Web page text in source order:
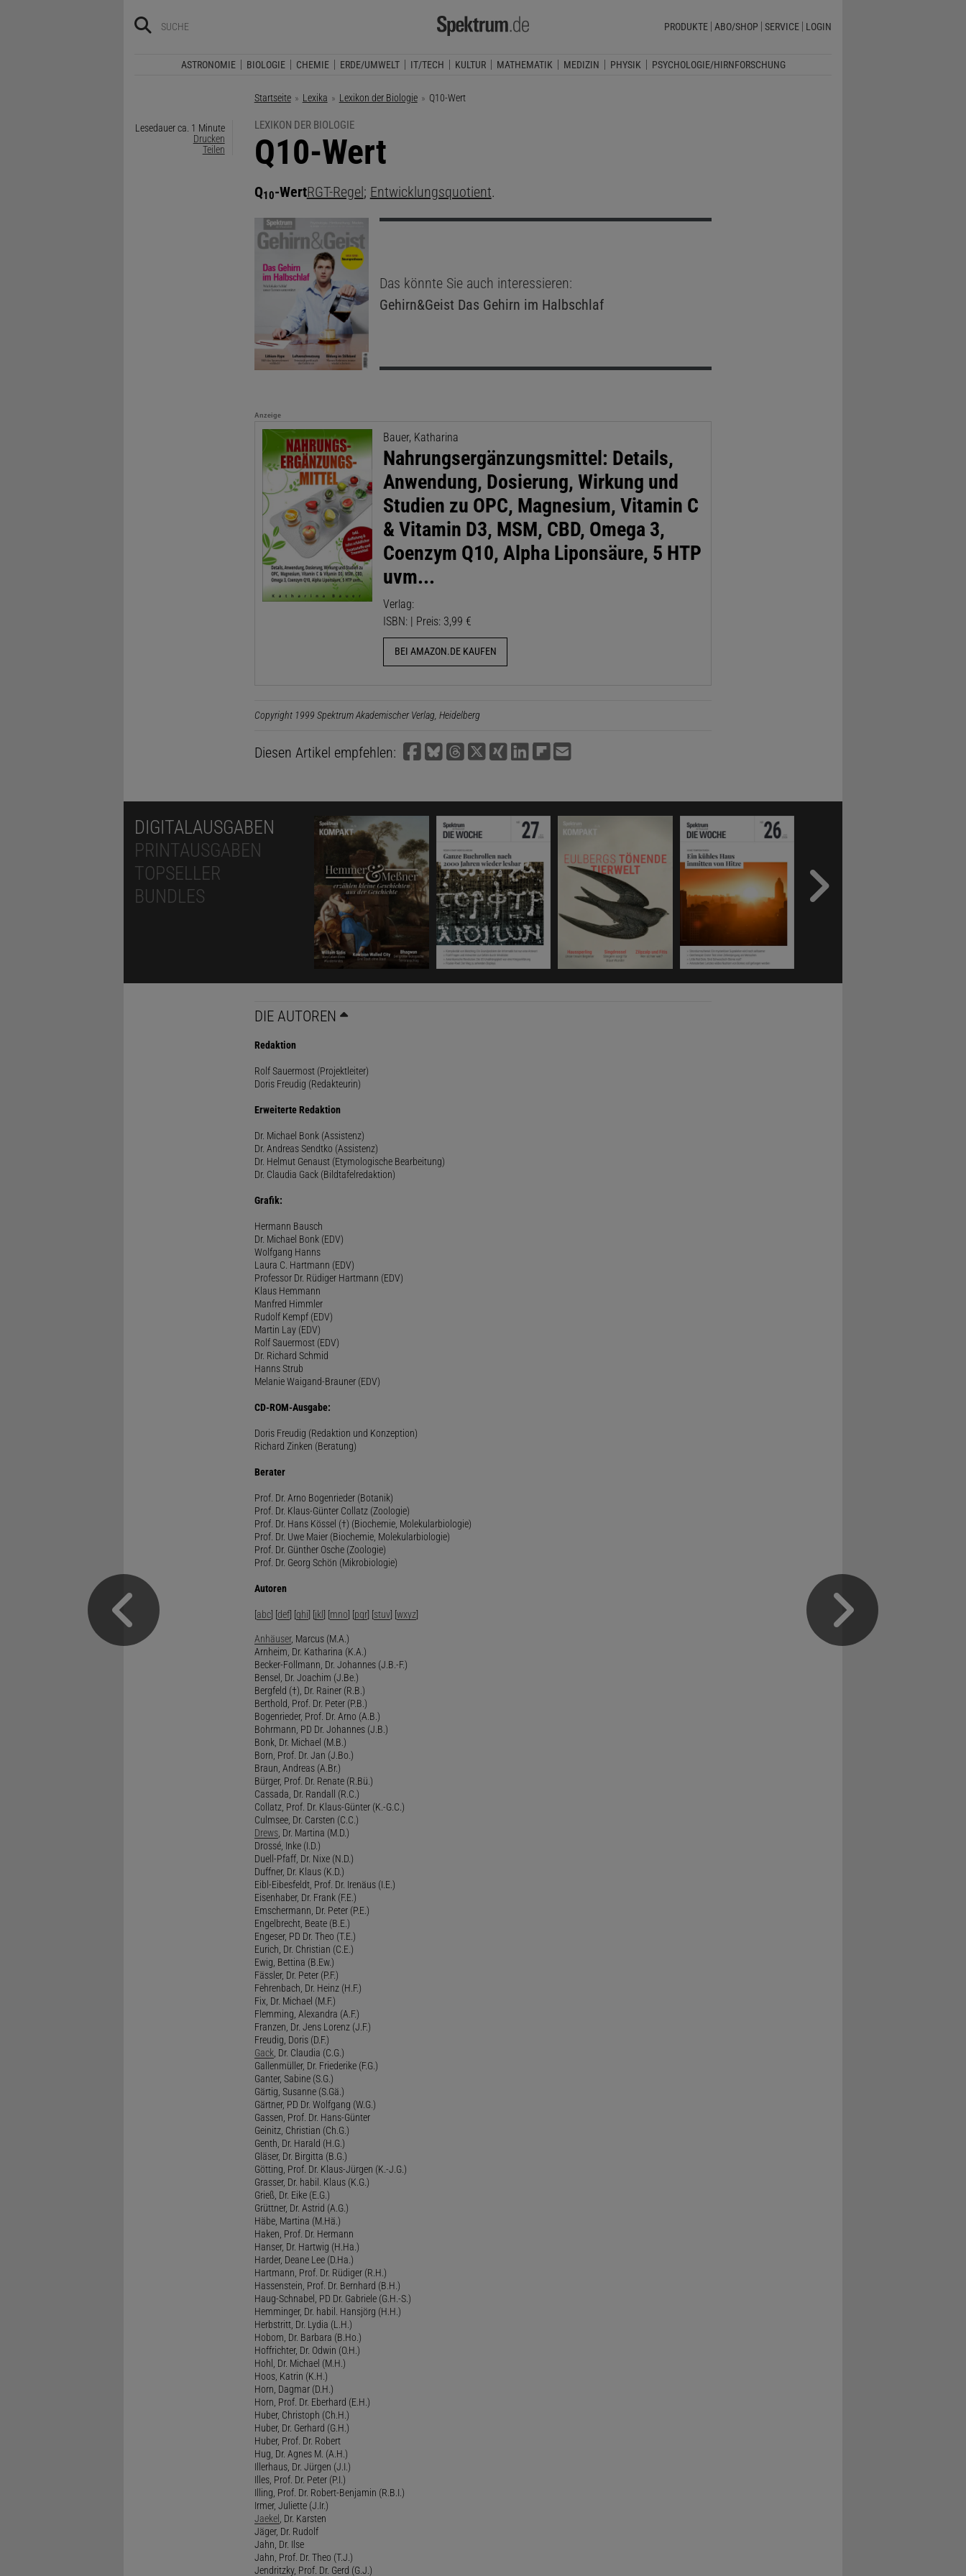
PRODUKTE ABO/SHOP SERVICE LOGIN
ASTRONOMIE BIOLOGIE CHEMIE ERDE/UMWELT IT/TECH KULTUR MATHEMATIK MEDIZIN PHYSIK PSYCHOLOGIE/HIRNFORSCHUNG
Startseite Lexika Lexikon der Biologie Aktuelle Seite:
Q10-Wert
Lesedauer ca. 1 Minute
Drucken
Teilen
LEXIKON DER BIOLOGIE
:
Q10-Wert
Q10-WertRGT-Regel; Entwicklungsquotient.
Das könnte Sie auch interessieren:
Gehirn&Geist Das Gehirn im Halbschlaf
Anzeige
Bauer, Katharina
Nahrungsergänzungsmittel: Details,
Anwendung, Dosierung, Wirkung und
Studien zu OPC, Magnesium, Vitamin C
& Vitamin D3, MSM, CBD, Omega 3,
Coenzym Q10, Alpha Liponsäure, 5 HTP
uvm...
Verlag:
ISBN: | Preis: 3,99 €
BEI AMAZON.DE KAUFEN
Copyright 1999 Spektrum Akademischer Verlag, Heidelberg
Diesen Artikel empfehlen:
DIGITALAUSGABEN
PRINTAUSGABEN
TOPSELLER
BUNDLES
DIE AUTOREN
Redaktion
Rolf Sauermost (Projektleiter)
Doris Freudig (Redakteurin)
Erweiterte Redaktion
Dr. Michael Bonk (Assistenz)
Dr. Andreas Sendtko (Assistenz)
Dr. Helmut Genaust (Etymologische Bearbeitung)
Dr. Claudia Gack (Bildtafelredaktion)
Grafik:
Hermann Bausch
Dr. Michael Bonk (EDV)
Wolfgang Hanns
Laura C. Hartmann (EDV)
Professor Dr. Rüdiger Hartmann (EDV)
Klaus Hemmann
Manfred Himmler
Rudolf Kempf (EDV)
Martin Lay (EDV)
Rolf Sauermost (EDV)
Dr. Richard Schmid
Hanns Strub
Melanie Waigand-Brauner (EDV)
CD-ROM-Ausgabe:
Doris Freudig (Redaktion und Konzeption)
Richard Zinken (Beratung)
Berater
Prof. Dr. Arno Bogenrieder (Botanik)
Prof. Dr. Klaus-Günter Collatz (Zoologie)
Prof. Dr. Hans Kössel (†) (Biochemie, Molekularbiologie)
Prof. Dr. Uwe Maier (Biochemie, Molekularbiologie)
Prof. Dr. Günther Osche (Zoologie)
Prof. Dr. Georg Schön (Mikrobiologie)
Autoren
[abc] [def] [ghi] [jkl] [mno] [pqr] [stuv] [wxyz]
Anhäuser, Marcus (M.A.)
Arnheim, Dr. Katharina (K.A.)
Becker-Follmann, Dr. Johannes (J.B.-F.)
Bensel, Dr. Joachim (J.Be.)
Bergfeld (†), Dr. Rainer (R.B.)
Berthold, Prof. Dr. Peter (P.B.)
Bogenrieder, Prof. Dr. Arno (A.B.)
Bohrmann, PD Dr. Johannes (J.B.)
Bonk, Dr. Michael (M.B.)
Born, Prof. Dr. Jan (J.Bo.)
Braun, Andreas (A.Br.)
Bürger, Prof. Dr. Renate (R.Bü.)
Cassada, Dr. Randall (R.C.)
Collatz, Prof. Dr. Klaus-Günter (K.-G.C.)
Culmsee, Dr. Carsten (C.C.)
Drews, Dr. Martina (M.D.)
Drossé, Inke (I.D.)
Duell-Pfaff, Dr. Nixe (N.D.)
Duffner, Dr. Klaus (K.D.)
Eibl-Eibesfeldt, Prof. Dr. Irenäus (I.E.)
Eisenhaber, Dr. Frank (F.E.)
Emschermann, Dr. Peter (P.E.)
Engelbrecht, Beate (B.E.)
Engeser, PD Dr. Theo (T.E.)
Eurich, Dr. Christian (C.E.)
Ewig, Bettina (B.Ew.)
Fässler, Dr. Peter (P.F.)
Fehrenbach, Dr. Heinz (H.F.)
Fix, Dr. Michael (M.F.)
Flemming, Alexandra (A.F.)
Franzen, Dr. Jens Lorenz (J.F.)
Freudig, Doris (D.F.)
Gack, Dr. Claudia (C.G.)
Gallenmüller, Dr. Friederike (F.G.)
Ganter, Sabine (S.G.)
Gärtig, Susanne (S.Gä.)
Gärtner, PD Dr. Wolfgang (W.G.)
Gassen, Prof. Dr. Hans-Günter
Geinitz, Christian (Ch.G.)
Genth, Dr. Harald (H.G.)
Gläser, Dr. Birgitta (B.G.)
Götting, Prof. Dr. Klaus-Jürgen (K.-J.G.)
Grasser, Dr. habil. Klaus (K.G.)
Grieß, Dr. Eike (E.G.)
Grüttner, Dr. Astrid (A.G.)
Häbe, Martina (M.Hä.)
Haken, Prof. Dr. Hermann
Hanser, Dr. Hartwig (H.Ha.)
Harder, Deane Lee (D.Ha.)
Hartmann, Prof. Dr. Rüdiger (R.H.)
Hassenstein, Prof. Dr. Bernhard (B.H.)
Haug-Schnabel, PD Dr. Gabriele (G.H.-S.)
Hemminger, Dr. habil. Hansjörg (H.H.)
Herbstritt, Dr. Lydia (L.H.)
Hobom, Dr. Barbara (B.Ho.)
Hoffrichter, Dr. Odwin (O.H.)
Hohl, Dr. Michael (M.H.)
Hoos, Katrin (K.H.)
Horn, Dagmar (D.H.)
Horn, Prof. Dr. Eberhard (E.H.)
Huber, Christoph (Ch.H.)
Huber, Dr. Gerhard (G.H.)
Huber, Prof. Dr. Robert
Hug, Dr. Agnes M. (A.H.)
Illerhaus, Dr. Jürgen (J.I.)
Illes, Prof. Dr. Peter (P.I.)
Illing, Prof. Dr. Robert-Benjamin (R.B.I.)
Irmer, Juliette (J.Ir.)
Jaekel
, Dr. Karsten
Jäger, Dr. Rudolf
Jahn, Dr. Ilse
Jahn, Prof. Dr. Theo (T.J.)
Jendritzky, Prof. Dr. Gerd (G.J.)